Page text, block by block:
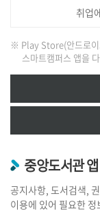
취업
※ Play Store(안드로
스마트캠퍼스 앱을
중앙도서관 앱
공지사항, 도서검색,
이용에 있어 필요한